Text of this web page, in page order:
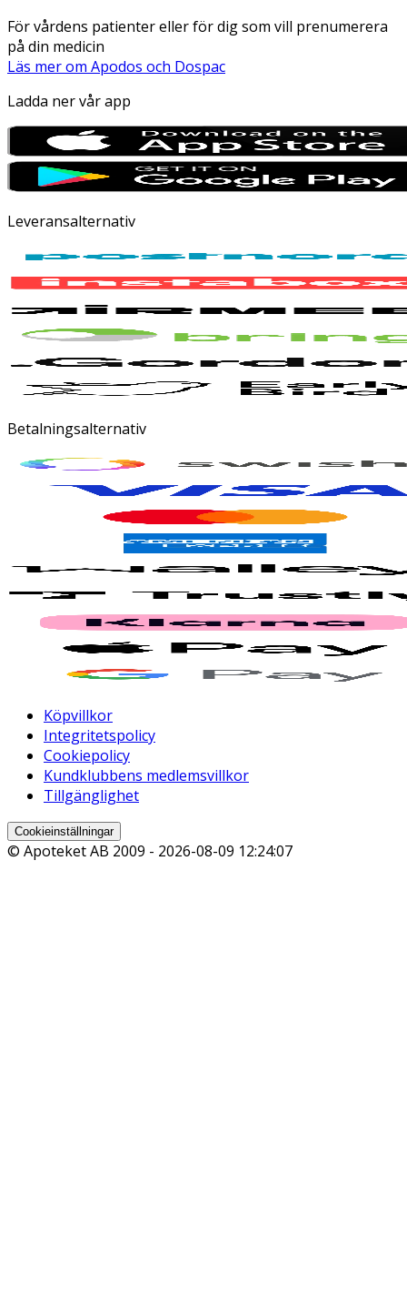
För vårdens patienter eller för dig som vill prenumerera
på din medicin
Läs mer om Apodos och Dospac
Ladda ner vår app
Leveransalternativ
Betalningsalternativ
Köpvillkor
Integritetspolicy
Cookiepolicy
Kundklubbens medlemsvillkor
Tillgänglighet
Cookieinställningar
© Apoteket AB 2009 - 2026-08-09 12:24:07